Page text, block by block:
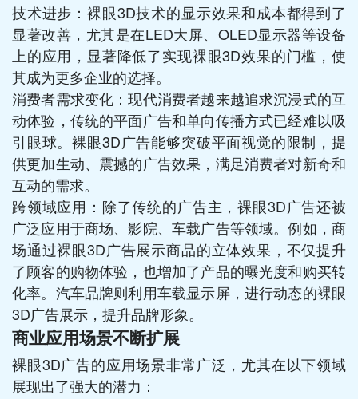
技术进步：裸眼3D技术的显示效果和成本都得到了
显著改善，尤其是在LED大屏、OLED显示器等设备
上的应用，显著降低了实现裸眼3D效果的门槛，使
其成为更多企业的选择。
消费者需求变化：现代消费者越来越追求沉浸式的互
动体验，传统的平面广告和单向传播方式已经难以吸
引眼球。裸眼3D广告能够突破平面视觉的限制，提
供更加生动、震撼的广告效果，满足消费者对新奇和
互动的需求。
跨领域应用：除了传统的广告主，裸眼3D广告还被
广泛应用于商场、影院、车载广告等领域。例如，商
场通过裸眼3D广告展示商品的立体效果，不仅提升
了顾客的购物体验，也增加了产品的曝光度和购买转
化率。汽车品牌则利用车载显示屏，进行动态的裸眼
3D广告展示，提升品牌形象。
商业应用场景不断扩展
裸眼3D广告的应用场景非常广泛，尤其在以下领域
展现出了强大的潜力：